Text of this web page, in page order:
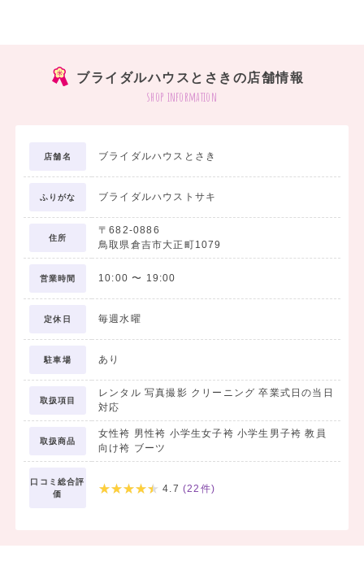
ブライダルハウスとさきの店舗情報
shop information
店舗名 ブライダルハウスとさき
ふりがな ブライダルハウストサキ
住所
〒682-0886
鳥取県倉吉市大正町1079
営業時間 10:00 〜 19:00
定休日 毎週水曜
駐車場 あり
取扱項目
レンタル 写真撮影 クリーニング 卒業式日の当日
対応
取扱商品
女性袴 男性袴 小学生女子袴 小学生男子袴 教員
向け袴 ブーツ
口コミ総合評
価
4.7 (22 件)